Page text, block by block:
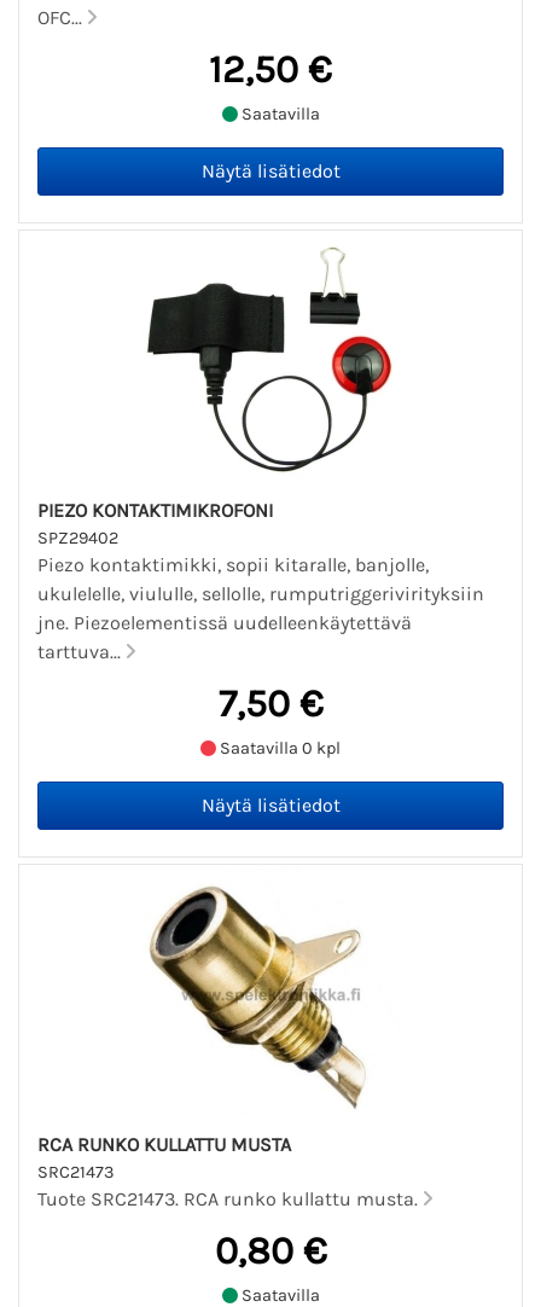
OFC...
12,50 €
Saatavilla
PIEZO KONTAKTIMIKROFONI
SPZ29402
Piezo kontaktimikki, sopii kitaralle, banjolle,
ukulelelle, viululle, sellolle, rumputriggerivirityksiin
jne. Piezoelementissä uudelleenkäytettävä
tarttuva...
7,50 €
Saatavilla 0 kpl
RCA RUNKO KULLATTU MUSTA
SRC21473
Tuote SRC21473. RCA runko kullattu musta.
0,80 €
Saatavilla